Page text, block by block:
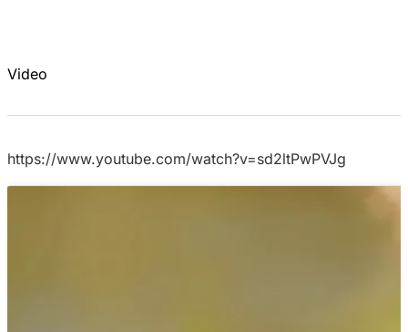
Video
https://www.youtube.com/watch?v=sd2ltPwPVJg